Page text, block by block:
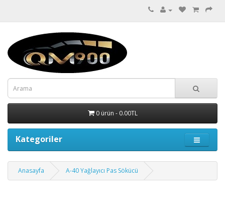
0 ürün - 0.00TL
Kategoriler
Anasayfa A-40 Yağlayıcı Pas Sökücü